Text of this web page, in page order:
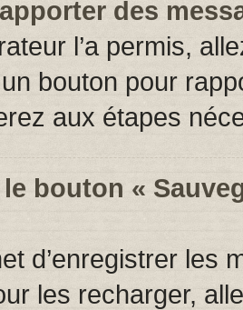
des
l’a permis,
bouton pour
aux étapes
bouton «
d’enregistrer les
les recharger,